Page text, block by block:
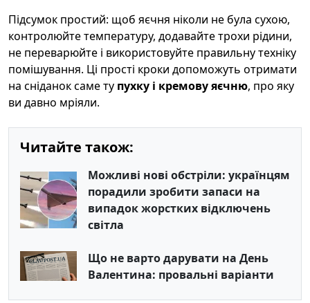
Підсумок простий: щоб яєчня ніколи не була сухою,
контролюйте температуру, додавайте трохи рідини,
не переварюйте і використовуйте правильну техніку
помішування. Ці прості кроки допоможуть отримати
на сніданок саме ту пухку і кремову яєчню, про яку
ви давно мріяли.
Читайте також:
Можливі нові обстріли: українцям
порадили зробити запаси на
випадок жорстких відключень
світла
Що не варто дарувати на День
Валентина: провальні варіанти